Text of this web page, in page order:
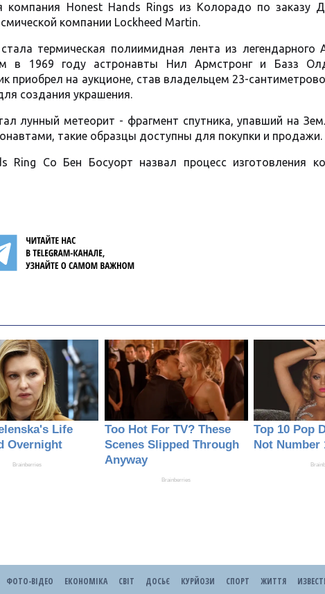
компания Honest Hands Rings из Колорадо по заказу
компании Lockheed Martin.
термическая полиимидная лента из легендарного
в 1969 году астронавты Нил Армстронг и Базз
приобрел на аукционе, став владельцем 23-
создания украшения.
лунный метеорит - фрагмент спутника, упавший на
такие образцы доступны для покупки и продажи.
Ring Co Бен Босуорт назвал процесс изготовления
ФОТО-ВІДЕО ЕКОНОМІКА СВІТ ДОСЬЄ КУРЙОЗИ СПОРТ ЖИТТЯ